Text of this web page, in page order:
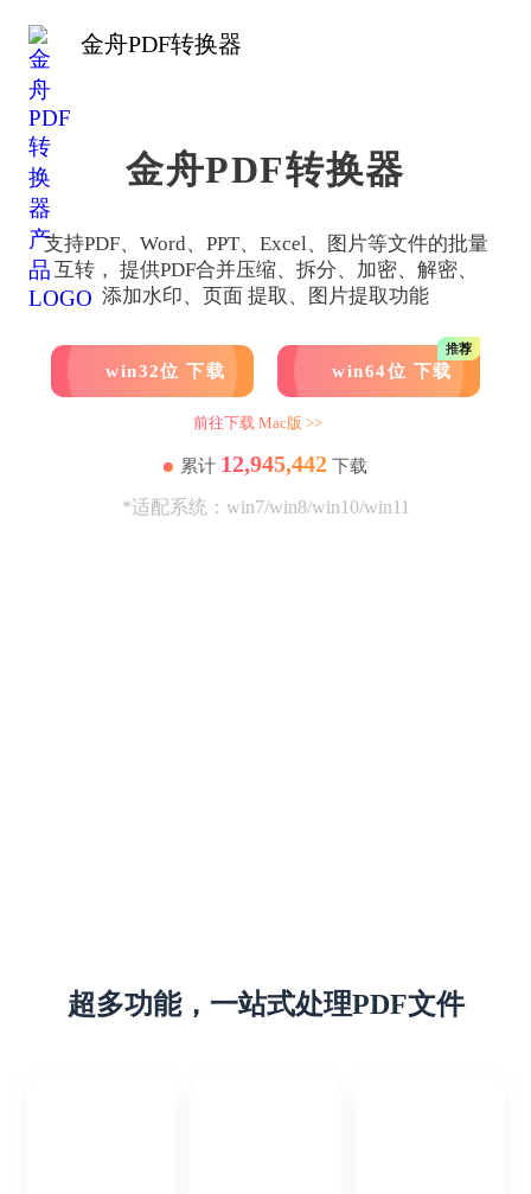
金舟PDF转换器
金舟PDF转换器
支持PDF、Word、PPT、Excel、图片等文件的批量
互转， 提供PDF合并压缩、拆分、加密、解密、
添加水印、页面 提取、图片提取功能
win32位 下载 win64位 下载
推荐
前往下载 Mac版 >>
累计 12,945,442 下载
*适配系统：win7/win8/win10/win11
超多功能，一站式处理PDF文件